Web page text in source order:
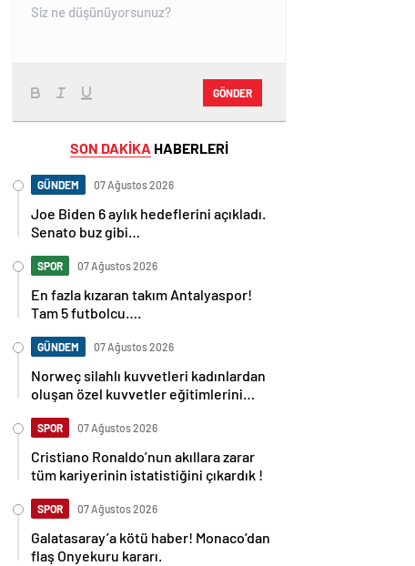
GÖNDER
SON DAKİKA HABERLERİ
GÜNDEM 07 Ağustos 2026
Joe Biden 6 aylık hedeflerini açıkladı.
Senato buz gibi…
SPOR 07 Ağustos 2026
En fazla kızaran takım Antalyaspor!
Tam 5 futbolcu….
GÜNDEM 07 Ağustos 2026
Norweç silahlı kuvvetleri kadınlardan
oluşan özel kuvvetler eğitimlerini
SPOR 07 Ağustos 2026
Cristiano Ronaldo’nun akıllara zarar
tüm kariyerinin istatistiğini çıkardık !
SPOR 07 Ağustos 2026
Galatasaray’a kötü haber! Monaco’dan
flaş Onyekuru kararı.